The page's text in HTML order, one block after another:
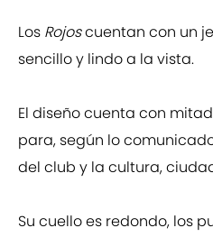
Los Rojoscuentan con un
sencillo y lindo a la vista.
El diseño cuenta con
para, según lo
del club y la cultura,
Su cuello es redondo, los